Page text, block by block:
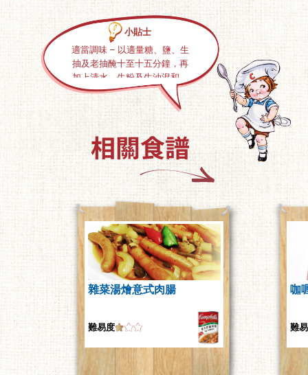
小貼士
適當調味 – 以適量糖、鹽、生
抽及老抽醃十至十五分鐘，再
加上清水、生粉及生油混和。
這樣除了可以令肉類味道更好
地散發，亦可將肉汁鎖著，及
讓肉質變得更滑、更鬆化 。
雜菜湯燴意式肉腸
難易度
咖
難